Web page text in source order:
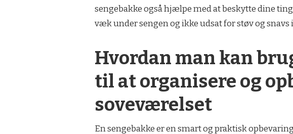
sengebakke også hjælpe med at beskytte dine
væk under sengen og ikke udsat for støv og snavs
Hvordan man kan
til at organisere og
soveværelset
En sengebakke er en smart og praktisk